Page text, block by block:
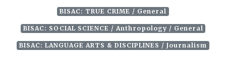
BISAC: TRUE CRIME / General
BISAC: SOCIAL SCIENCE / Anthropology / General
BISAC: LANGUAGE ARTS & DISCIPLINES / Journalism